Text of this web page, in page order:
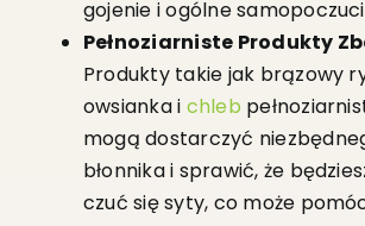
gojenie i ogólne
Pełnoziarniste Produkty
Produkty takie jak brązowy
owsianka i chleb
mogą dostarczyć
błonnika i sprawić, że
czuć się syty, co może